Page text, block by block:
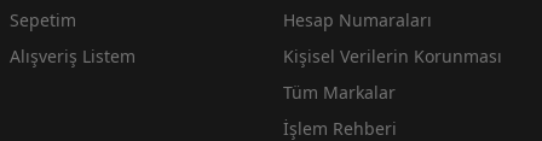
Sepetim
Alışveriş Listem
Hesap Numaraları
Kişisel Verilerin Korunması
Tüm Markalar
İşlem Rehberi